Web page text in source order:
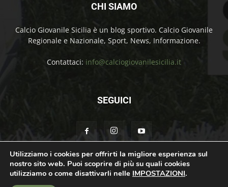
CHI SIAMO
Calcio Giovanile Sicilia è un blog sportivo. Calcio Giovanile
Regionale e Nazionale, Sport, News, Informazione.
Contattaci: info@calciogiovanilesicilia.it
SEGUICI
Chi Siamo Contatti Cookie Policy Privacy Policy
Utilizziamo i cookies per offrirti la migliore esperienza sul
nostro sito web. Puoi scoprire di più su quali cookies
utilizziamo o come disattivarli nelle IMPOSTAZIONI.